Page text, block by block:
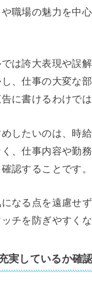
職場の魅力を中
は誇大表現や誤
、仕事の大変な
に書けるわけでは
したいのは、時
、仕事内容や勤
認することです。
なる点を遠慮せ
チを防ぎやすくな
実しているか確